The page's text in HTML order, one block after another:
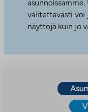
valitettavasti voi
näyttöjä kuin jo